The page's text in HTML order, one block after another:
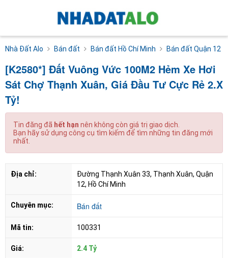
Nhà Đất Alo Bán đất Bán đất Hồ Chí Minh Bán đất Quận 12
[K2580*] Đất Vuông Vức 100M2 Hẻm Xe Hơi
Sát Chợ Thạnh Xuân, Giá Đầu Tư Cực Rẻ 2.X
Tỷ!
Tin đăng đã hết hạn nên không còn giá trị giao dịch.
Bạn hãy sử dụng công cụ tìm kiếm để tìm những tin đăng mới
nhất.
Địa chỉ:
Đường Thạnh Xuân 33, Thạnh Xuân, Quận
12, Hồ Chí Minh
Chuyên mục: Bán đất
Mã tin: 100331
Giá: 2.4 Tỷ